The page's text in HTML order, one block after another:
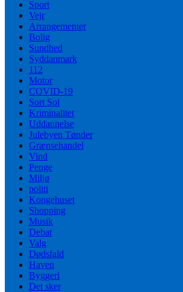
Sport
Vejr
Arrangementer
Bolig
Sundhed
Syddanmark
112
Motor
COVID-19
Sort Sol
Kriminalitet
Uddannelse
Julebyen Tønder
Grænsehandel
Vind
Penge
Miljø
politi
Kongehuset
Shopping
Musik
Debat
Valg
Dødsfald
Haven
Byggeri
Det sker